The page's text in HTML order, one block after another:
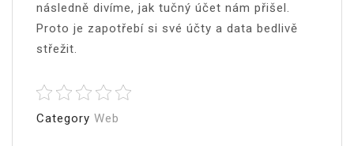
následně divíme, jak tučný účet nám přišel.
Proto je zapotřebí si své účty a data bedlivě
střežit.
Category Web